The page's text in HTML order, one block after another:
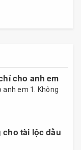
cho anh em
em 1. Không
tài lộc đầu